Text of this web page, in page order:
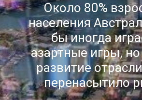
Около 80%
населения
бы иногда
азартные игры,
развитие
перенасытило